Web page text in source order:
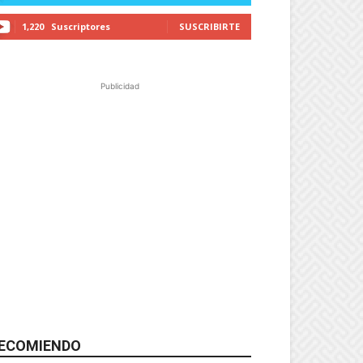
1,220 Suscriptores SUSCRIBIRTE
Publicidad